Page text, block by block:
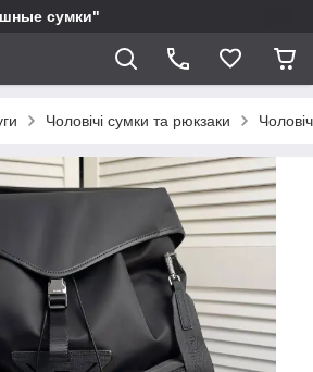
сумки"
Чоловічі сумки та рюкзаки